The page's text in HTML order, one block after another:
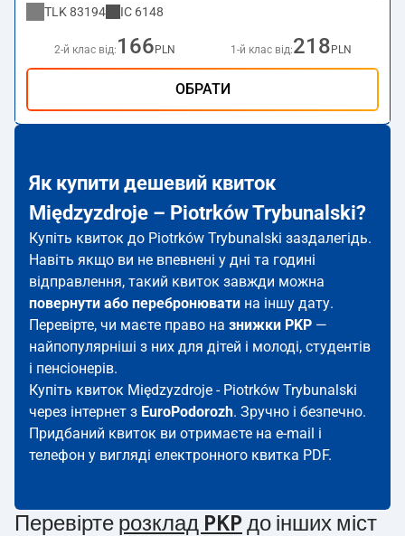
TLK 83194 IC 6148
2-й клас від: 166 PLN 1-й клас від:218 PLN
ОБРАТИ
Як купити дешевий квиток
Międzyzdroje – Piotrków Trybunalski?
Купіть квиток до Piotrków Trybunalski заздалегідь.
Навіть якщо ви не впевнені у дні та годині
відправлення, такий квиток завжди можна
повернути або перебронювати на іншу дату.
Перевірте, чи маєте право на знижки PKP —
найпопулярніші з них для дітей і молоді, студентів
і пенсіонерів.
Купіть квиток Międzyzdroje - Piotrków Trybunalski
через інтернет з EuroPodorozh. Зручно і безпечно.
Придбаний квиток ви отримаєте на e-mail і
телефон у вигляді електронного квитка PDF.
Перевірте розклад PKP до інших міст